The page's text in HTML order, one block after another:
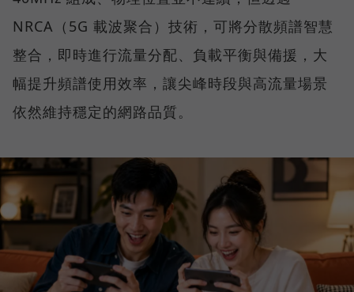
NRCA（5G 載波聚合）技術，可將分散頻譜智慧
整合，即時進行流量分配、負載平衡與備援，大
幅提升頻譜使用效率，讓尖峰時段與高流量場景
依然維持穩定的網路品質。